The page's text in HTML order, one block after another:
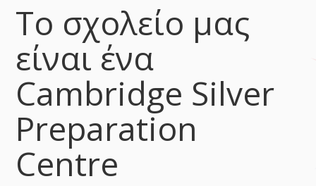
Το σχολείο μας
είναι ένα
Cambridge Silver
Preparation
Centre